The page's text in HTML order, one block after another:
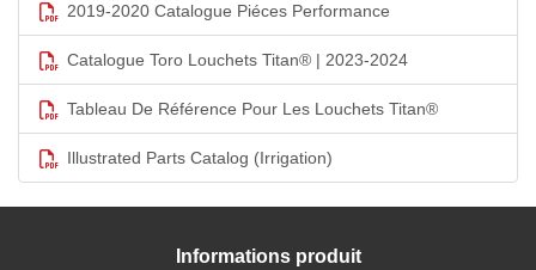
2019-2020 Catalogue Piéces Performance
Catalogue Toro Louchets Titan® | 2023-2024
Tableau De Référence Pour Les Louchets Titan®
Illustrated Parts Catalog (Irrigation)
Informations produit